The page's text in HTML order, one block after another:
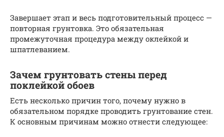
Завершает этап и весь подготовительный процесс —
повторная грунтовка. Это обязательная
промежуточная процедура между оклейкой и
шпатлеванием.
Зачем грунтовать стены перед
поклейкой обоев
Есть несколько причин того, почему нужно в
обязательном порядке проводить грунтование стен.
К основным причинам можно отнести следующее: